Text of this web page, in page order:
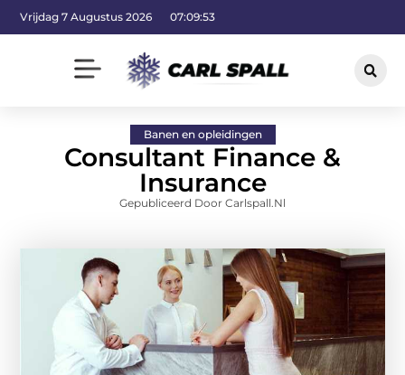
Vrijdag 7 Augustus 2026 07:09:53
Banen en opleidingen
Consultant Finance &
Insurance
Gepubliceerd Door Carlspall.nl